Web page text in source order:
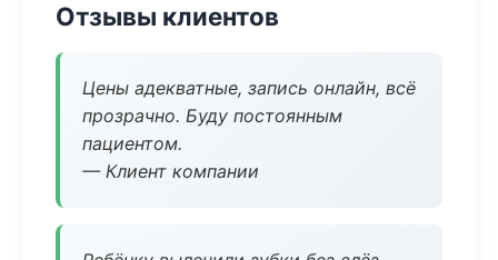
Отзывы клиентов
Цены адекватные, запись онлайн, всё
прозрачно. Буду постоянным
пациентом.
— Клиент компании